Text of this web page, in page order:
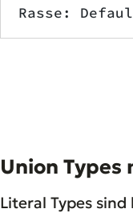
Rasse:
Union Types
Literal Types